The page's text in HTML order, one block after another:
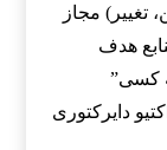
تغییر) مجاز
هدف
کسی”
دایرکتوری